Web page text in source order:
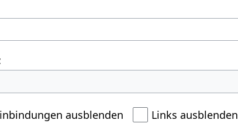
ausblenden Links ausblenden